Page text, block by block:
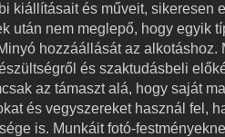
kiállításait és műveit, sikeresen
után nem meglepő, hogy egyik
hozzáállását az alkotáshoz.
és szaktudásbeli
az támaszt alá, hogy saját
és vegyszereket használ fel,
is. Munkáit fotó-